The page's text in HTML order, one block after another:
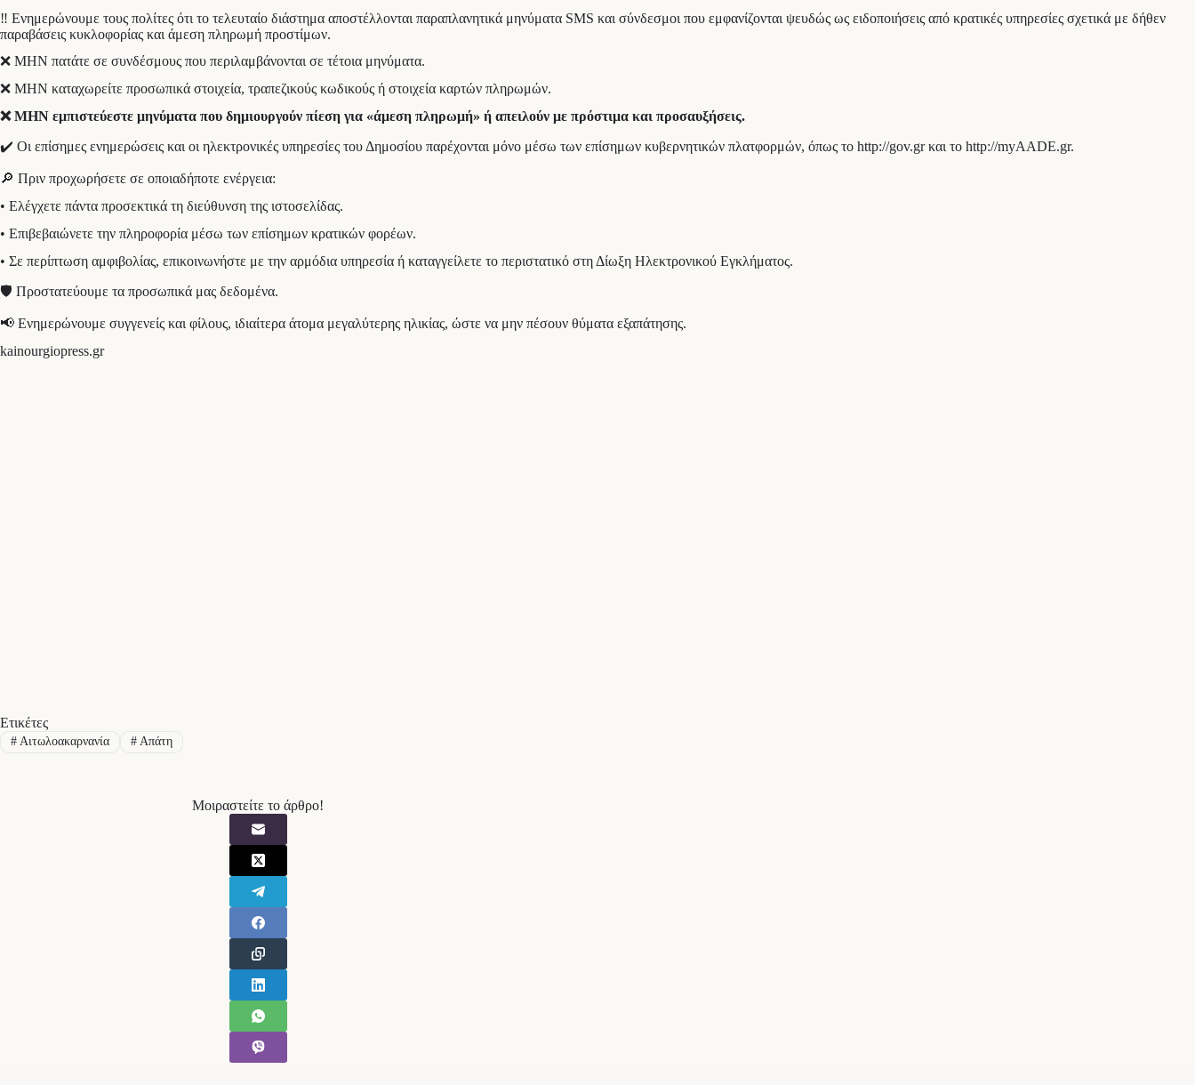
‼️ Ενημερώνουμε τους πολίτες ότι το τελευταίο διάστημα αποστέλλονται παραπλανητικά μηνύματα SMS και σύνδεσμοι που εμφανίζονται ψευδώς ως ειδοποιήσεις από κρατικές υπηρεσίες σχετικά με δήθεν
παραβάσεις κυκλοφορίας και άμεση πληρωμή προστίμων.
❌ ΜΗΝ πατάτε σε συνδέσμους που περιλαμβάνονται σε τέτοια μηνύματα.
❌ ΜΗΝ καταχωρείτε προσωπικά στοιχεία, τραπεζικούς κωδικούς ή στοιχεία καρτών πληρωμών.
❌ ΜΗΝ εμπιστεύεστε μηνύματα που δημιουργούν πίεση για «άμεση πληρωμή» ή απειλούν με πρόστιμα και προσαυξήσεις.
✔️ Οι επίσημες ενημερώσεις και οι ηλεκτρονικές υπηρεσίες του Δημοσίου παρέχονται μόνο μέσω των επίσημων κυβερνητικών πλατφορμών, όπως το http://gov.gr και το http://myAADE.gr.
🔎 Πριν προχωρήσετε σε οποιαδήποτε ενέργεια:
• Ελέγχετε πάντα προσεκτικά τη διεύθυνση της ιστοσελίδας.
• Επιβεβαιώνετε την πληροφορία μέσω των επίσημων κρατικών φορέων.
• Σε περίπτωση αμφιβολίας, επικοινωνήστε με την αρμόδια υπηρεσία ή καταγγείλετε το περιστατικό στη Δίωξη Ηλεκτρονικού Εγκλήματος.
🛡️ Προστατεύουμε τα προσωπικά μας δεδομένα.
📢 Ενημερώνουμε συγγενείς και φίλους, ιδιαίτερα άτομα μεγαλύτερης ηλικίας, ώστε να μην πέσουν θύματα εξαπάτησης.
kainourgiopress.gr
Ετικέτες
#Αιτωλοακαρνανία #Απάτη
Μοιραστείτε το άρθρο!